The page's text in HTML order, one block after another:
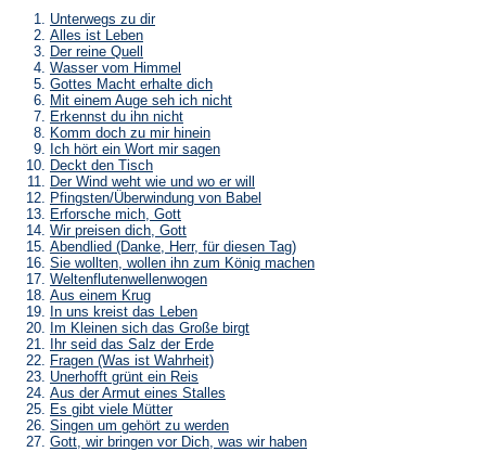
Unterwegs zu dir
Alles ist Leben
Der reine Quell
Wasser vom Himmel
Gottes Macht erhalte dich
Mit einem Auge seh ich nicht
Erkennst du ihn nicht
Komm doch zu mir hinein
Ich hört ein Wort mir sagen
Deckt den Tisch
Der Wind weht wie und wo er will
Pfingsten/Überwindung von Babel
Erforsche mich, Gott
Wir preisen dich, Gott
Abendlied (Danke, Herr, für diesen Tag)
Sie wollten, wollen ihn zum König machen
Weltenflutenwellenwogen
Aus einem Krug
In uns kreist das Leben
Im Kleinen sich das Große birgt
Ihr seid das Salz der Erde
Fragen (Was ist Wahrheit)
Unerhofft grünt ein Reis
Aus der Armut eines Stalles
Es gibt viele Mütter
Singen um gehört zu werden
Gott, wir bringen vor Dich, was wir haben